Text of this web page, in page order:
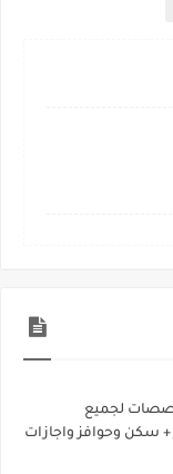
لجميع
براتب 500 دينار + سكن وحوافز واجازات